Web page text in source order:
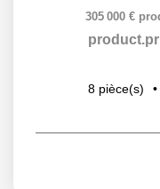
305 000 €
8 pièce(s)